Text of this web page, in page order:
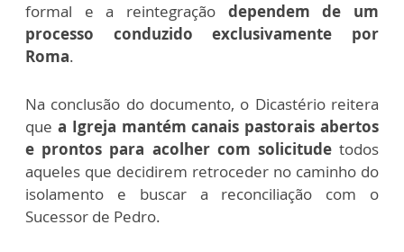
formal e a reintegração dependem de um
processo conduzido exclusivamente por
Roma.
Na conclusão do documento, o Dicastério reitera
que a Igreja mantém canais pastorais abertos
e prontos para acolher com solicitudetodos
aqueles que decidirem retroceder no caminho do
isolamento e buscar a reconciliação com o
Sucessor de Pedro.